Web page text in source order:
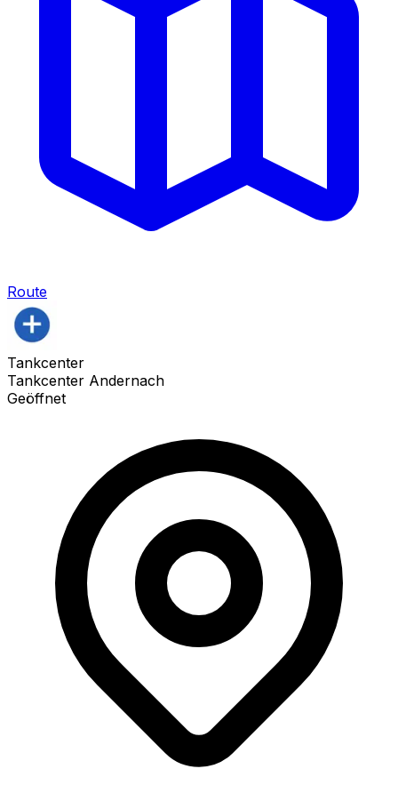
Route
Tankcenter
Tankcenter Andernach
Geöffnet